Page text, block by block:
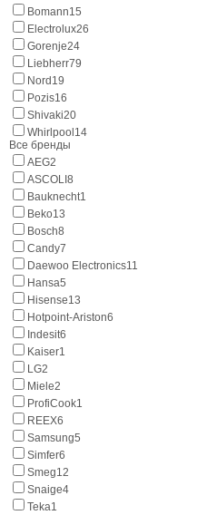
Bomann15
Electrolux26
Gorenje24
Liebherr79
Nord 19
Pozis16
Shivaki20
Whirlpool 14
Все бренды
AEG2
ASCOLI 8
Bauknecht1
Beko13
Bosch8
Candy7
Daewoo Electronics11
Hansa5
Hisense13
Hotpoint-Ariston6
Indesit6
Kaiser1
LG2
Miele2
ProfiCook1
REEX6
Samsung5
Simfer6
Smeg12
Snaige4
Teka1